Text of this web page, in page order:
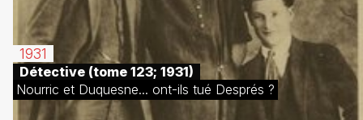
1931
Détective (tome 123; 1931)
Nourric et Duquesne... ont-ils tué Després ?